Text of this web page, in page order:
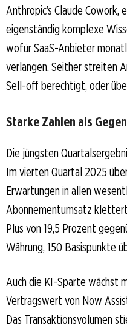
Anthropic’s Claude
eigenständig komplexe
wofür SaaS-Anbieter
verlangen. Seither streiten
Sell-off berechtigt, oder
Starke Zahlen als
Die jüngsten
Im vierten Quartal 2025
Erwartungen in allen
Abonnementumsatz
Plus von 19,5 Prozent
Währung, 150 Basispunkte
Auch die KI-Sparte wächst
Vertragswert von Now
Das Transaktionsvolumen